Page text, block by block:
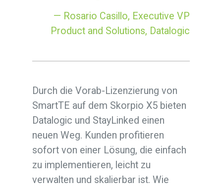
— Rosario Casillo, Executive VP
Product and Solutions, Datalogic
Durch die Vorab-Lizenzierung von
SmartTE auf dem Skorpio X5 bieten
Datalogic und StayLinked einen
neuen Weg. Kunden profitieren
sofort von einer Lösung, die einfach
zu implementieren, leicht zu
verwalten und skalierbar ist. Wie